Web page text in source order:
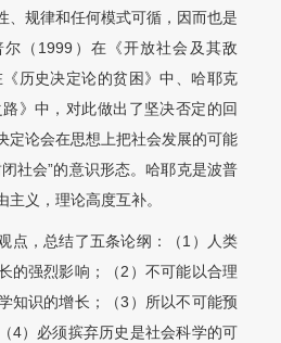
、规律和任何模式可循，因而也是
尔（1999）在《开放社会及其敌
历史决定论的贫困》中、哈耶克
路》中，对此做出了坚决否定的回
定论会在思想上把社会发展的可能
社会”的意识形态。哈耶克是波普
义，理论高度互补。
点，总结了五条论纲：（1）人类
的强烈影响；（2）不可能以合理
知识的增长；（3）所以不可能预
4）必须摈弃历史是社会科学的可